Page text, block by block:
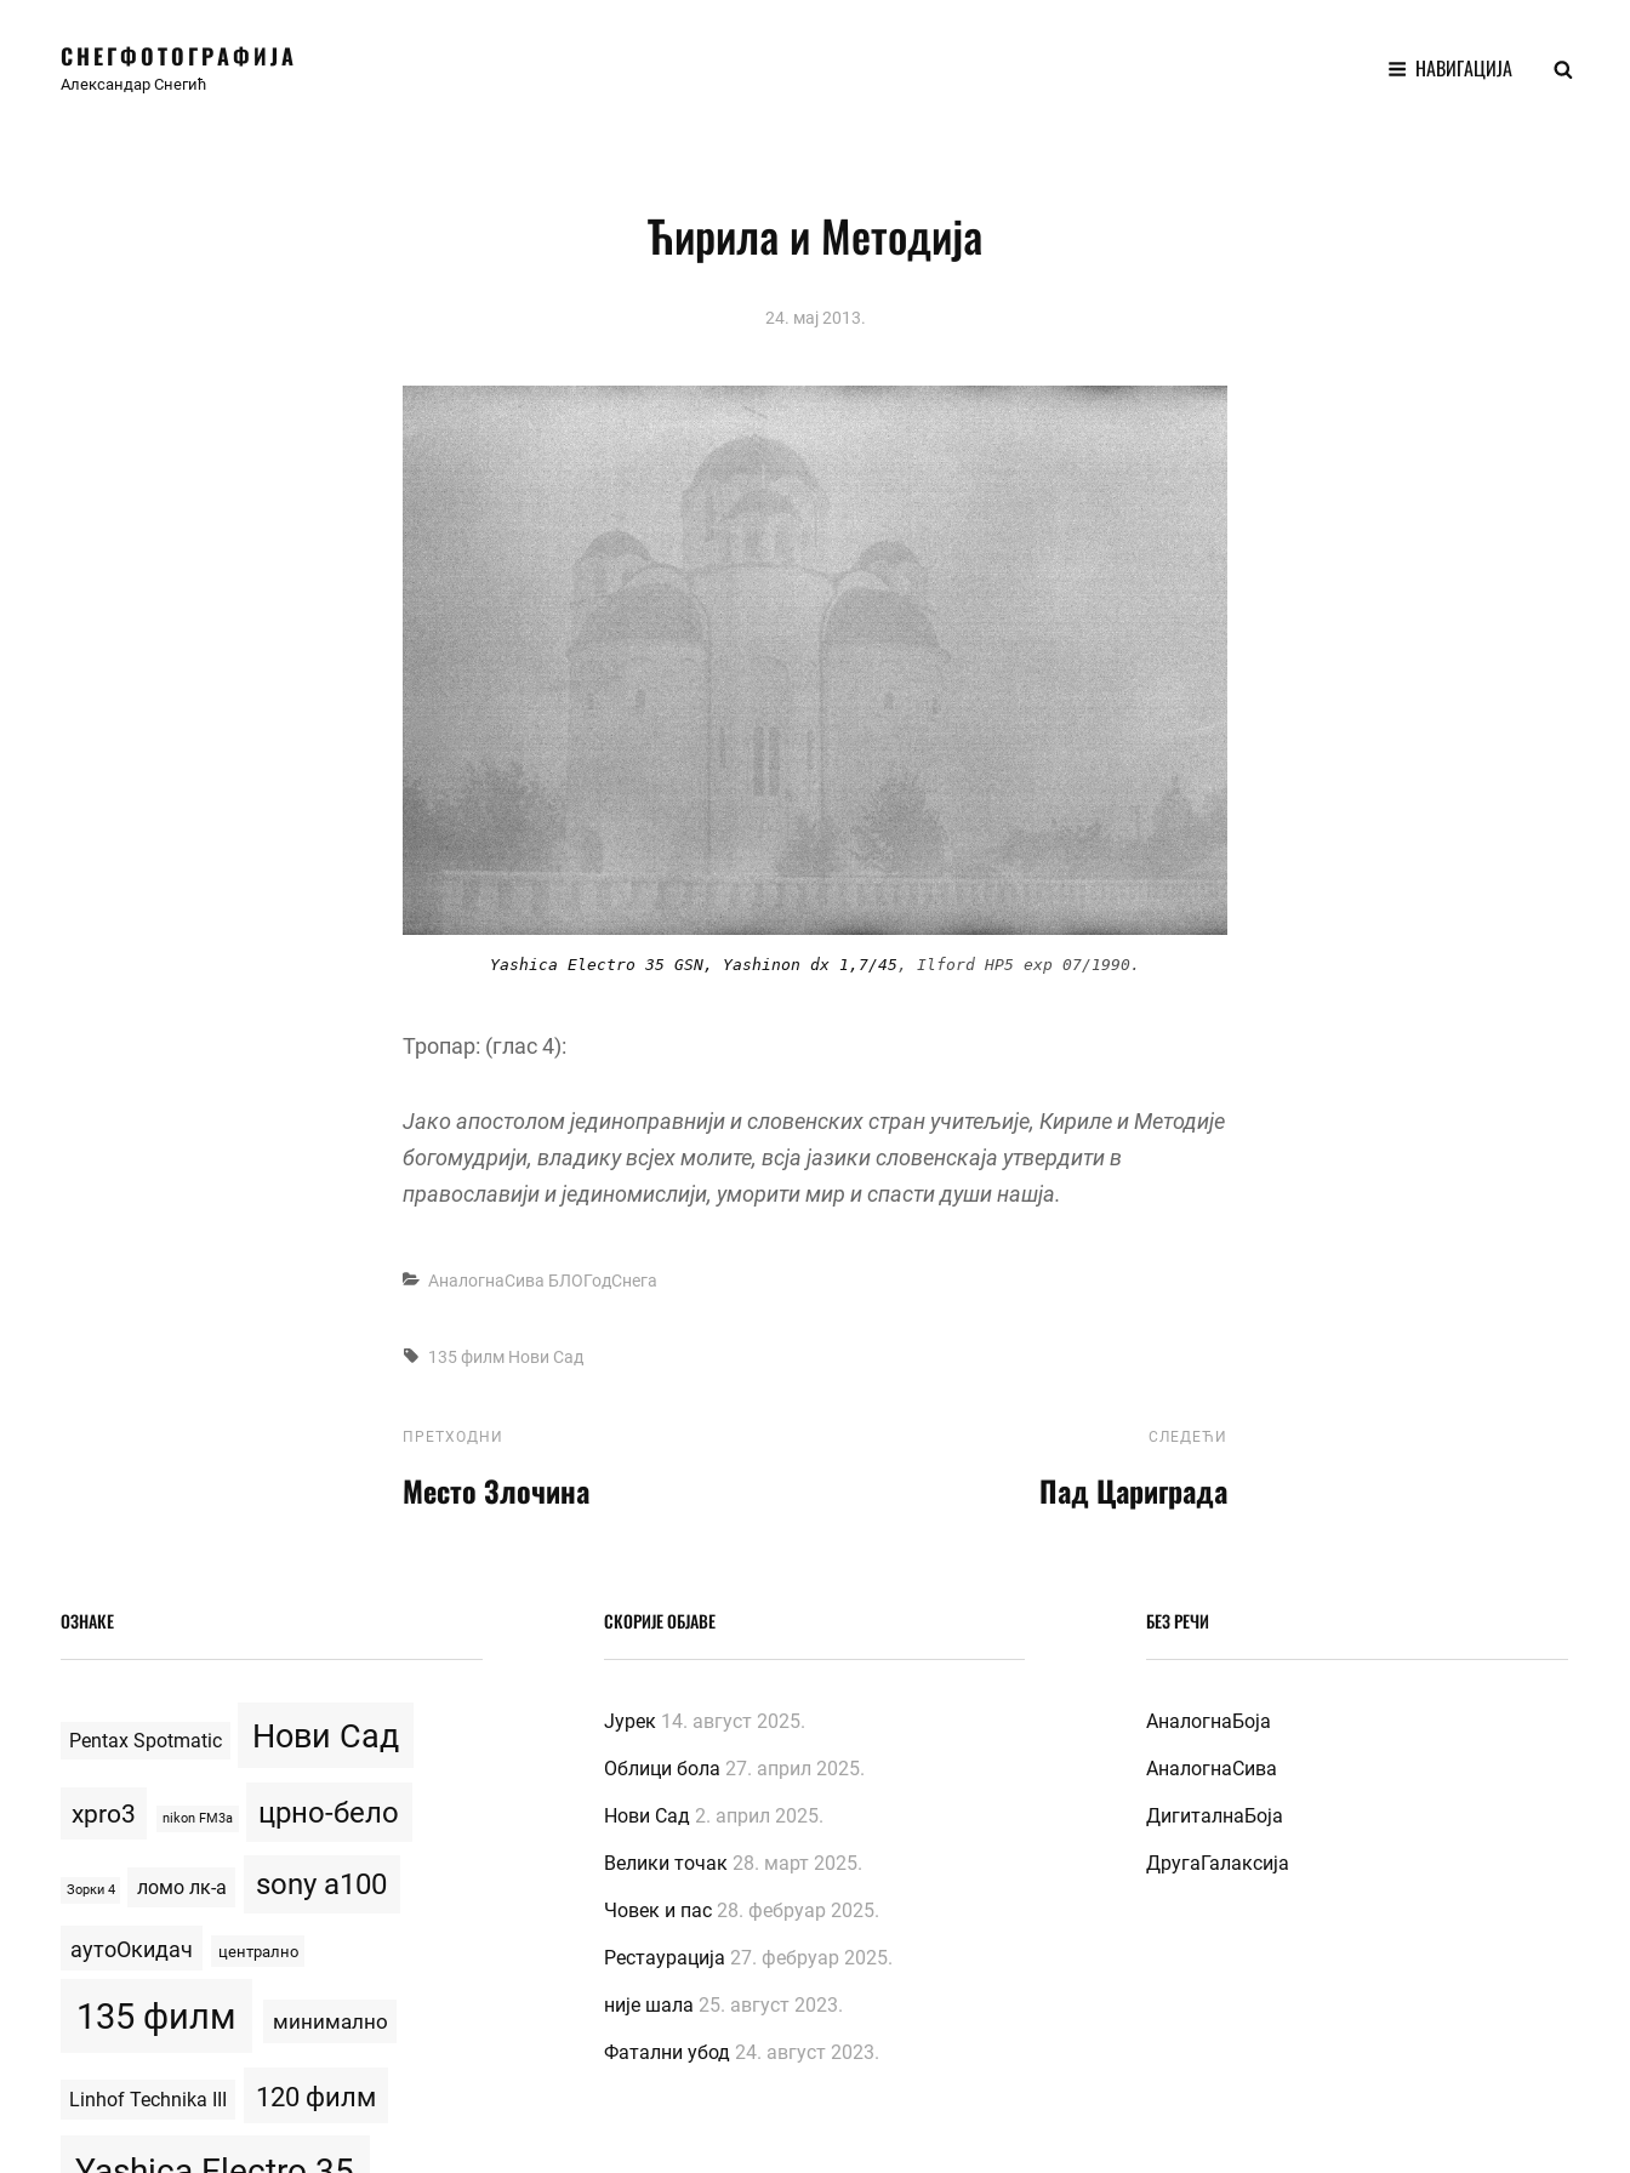
СНЕГФОТОГРАФИЈА
Александар Снегић
НАВИГАЦИЈА
Ћирила и Методија
24. мај 2013.
Yashica Electro 35 GSN, Yashinon dx 1,7/45 , Ilford HP5 exp 07/1990.
Тропар: (глас 4):
Јако апостолом јединоправнији и словенских стран учитељије, Кириле и Методије
богомудрији, владику всјех молите, всја јазики словенскаја утвердити в
православији и јединомислији, уморити мир и спасти души нашја.
Categories
АналогнаСива БЛОГодСнега
Tags,
135 филм Нови Сад
Кретање
чланка
Previous
Post
ПРЕТХОДНИ
Место Злочина
СЛЕДЕЋИ
Пад Цариграда
ОЗНАКЕ
Pentax Spotmatic Нови Сад
xpro3 nikon FM3a црно-бело
Зорки 4 ломо лк-а sony a100
аутоОкидач централно
135 филм минимално
Linhof Technika III 120 филм
СКОРИЈЕ ОБЈАВЕ
Јурек 14. август 2025.
Облици бола 27. април 2025.
Нови Сад 2. април 2025.
Велики точак 28. март 2025.
Човек и пас 28. фебруар 2025.
Рестаурација 27. фебруар 2025.
није шала 25. август 2023.
Фатални убод 24. август 2023.
БЕЗ РЕЧИ
АналогнаБоја
АналогнаСива
ДигиталнаБоја
ДругаГалаксија